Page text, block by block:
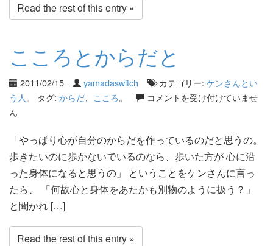
Read the rest of this entry »
こころとからだと
2011/02/15 yamadaswitch カテゴリー: ケンさんとい
う人 。 タグ: からだ こころ。
コメントを受け付けていませ
ん
「やっぱり心が自分のからだを作っているのだと思うの。
歩きたいのに歩かないでいるのなら、歩いた方が 心に沿
った身体になると思うの」 ということをケンさんに言っ
たら、 「何故心と身体をあたかも別物のように扱う？」
と聞かれ […]
Read the rest of this entry »